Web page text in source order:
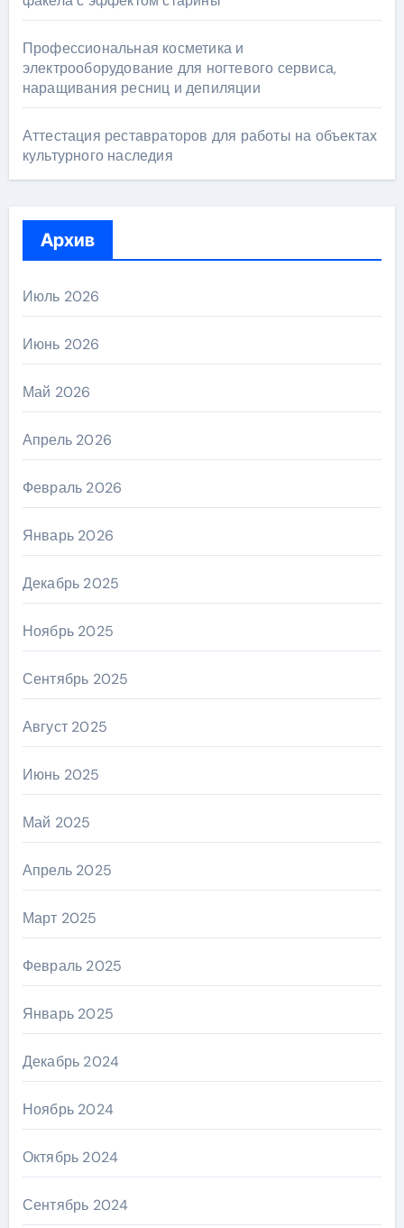
Профессиональная косметика и
электрооборудование для ногтевого сервиса,
наращивания ресниц и депиляции
Аттестация реставраторов для работы на объектах
культурного наследия
Архив
Июль 2026
Июнь 2026
Май 2026
Апрель 2026
Февраль 2026
Январь 2026
Декабрь 2025
Ноябрь 2025
Сентябрь 2025
Август 2025
Июнь 2025
Май 2025
Апрель 2025
Март 2025
Февраль 2025
Январь 2025
Декабрь 2024
Ноябрь 2024
Октябрь 2024
Сентябрь 2024